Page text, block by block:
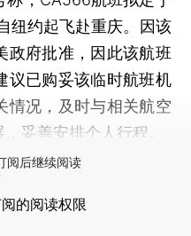
纽约起飞赴重庆。因该
政府批准，因此该航班
议已购妥该临时航班机
情况，及时与相关航空
妥善安排个人行程。
阅后继续阅读
的阅读权限